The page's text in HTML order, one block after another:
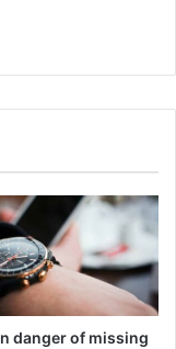
danger of missing